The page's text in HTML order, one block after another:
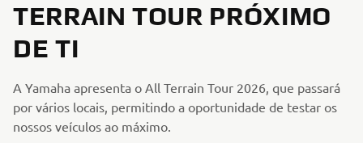
TERRAIN TOUR PRÓXIMO
DE TI
A Yamaha apresenta o All Terrain Tour 2026, que passará
por vários locais, permitindo a oportunidade de testar os
nossos veículos ao máximo.